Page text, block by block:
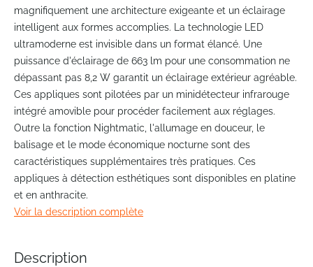
beginning
of
the
images
gallery
magnifiquement une architecture exigeante et un éclairage
intelligent aux formes accomplies. La technologie LED
ultramoderne est invisible dans un format élancé. Une
puissance d'éclairage de 663 lm pour une consommation ne
dépassant pas 8,2 W garantit un éclairage extérieur agréable.
Ces appliques sont pilotées par un minidétecteur infrarouge
intégré amovible pour procéder facilement aux réglages.
Outre la fonction Nightmatic, l'allumage en douceur, le
balisage et le mode économique nocturne sont des
caractéristiques supplémentaires très pratiques. Ces
appliques à détection esthétiques sont disponibles en platine
et en anthracite.
Voir la description complète
Description